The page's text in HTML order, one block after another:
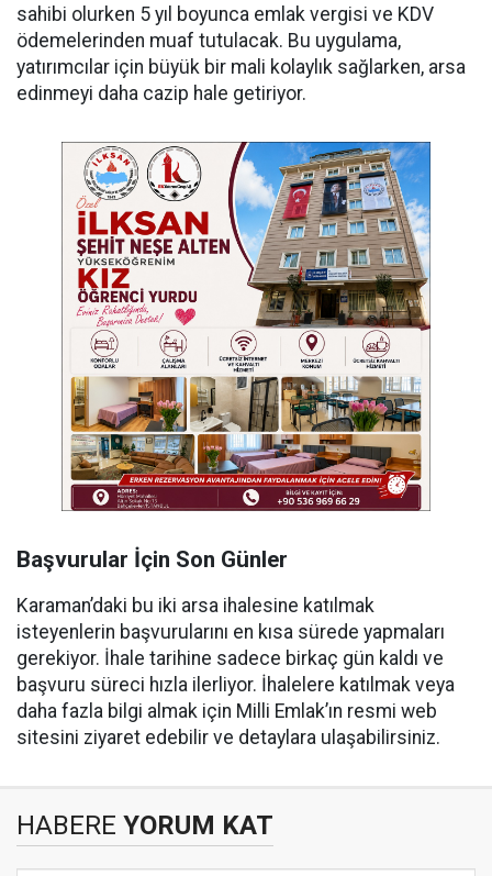
sahibi olurken 5 yıl boyunca emlak vergisi ve KDV
ödemelerinden muaf tutulacak. Bu uygulama,
yatırımcılar için büyük bir mali kolaylık sağlarken, arsa
edinmeyi daha cazip hale getiriyor.
Başvurular İçin Son Günler
Karaman’daki bu iki arsa ihalesine katılmak
isteyenlerin başvurularını en kısa sürede yapmaları
gerekiyor. İhale tarihine sadece birkaç gün kaldı ve
başvuru süreci hızla ilerliyor. İhalelere katılmak veya
daha fazla bilgi almak için Milli Emlak’ın resmi web
sitesini ziyaret edebilir ve detaylara ulaşabilirsiniz.
HABERE YORUM KAT